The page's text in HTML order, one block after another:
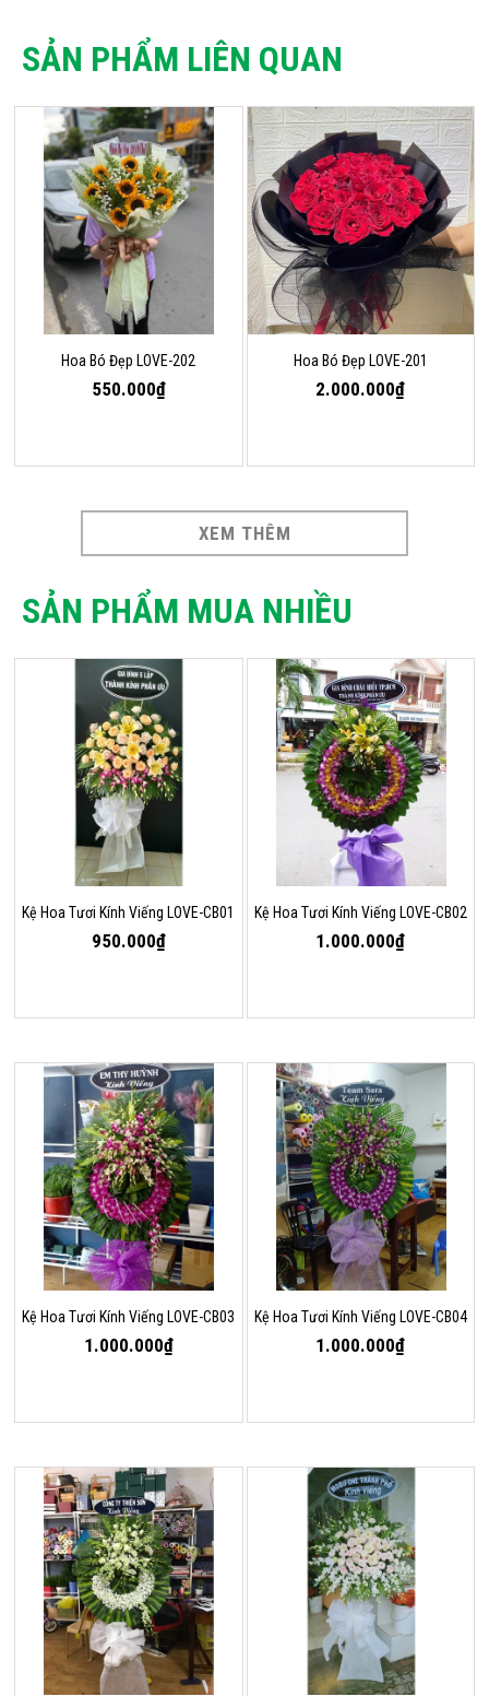
SẢN PHẨM LIÊN QUAN
Hoa Bó Đẹp LOVE-202
550.000₫
Hoa Bó Đẹp LOVE-201
2.000.000₫
XEM THÊM
SẢN PHẨM MUA NHIỀU
Kệ Hoa Tươi Kính Viếng LOVE-CB01
950.000₫
Kệ Hoa Tươi Kính Viếng LOVE-CB02
1.000.000₫
Kệ Hoa Tươi Kính Viếng LOVE-CB03
1.000.000₫
Kệ Hoa Tươi Kính Viếng LOVE-CB04
1.000.000₫